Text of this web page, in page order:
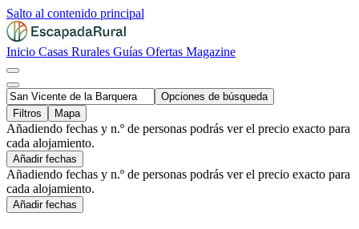
Salto al contenido principal
Inicio Casas Rurales Guías Ofertas Magazine
Opciones de búsqueda
Filtros
Mapa
Añadiendo fechas y n.º de personas podrás ver el precio exacto para
cada alojamiento.
Añadir fechas
Añadiendo fechas y n.º de personas podrás ver el precio exacto para
cada alojamiento.
Añadir fechas